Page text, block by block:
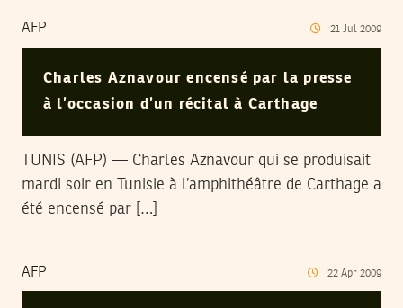
AFP 21 Jul 2009
Charles Aznavour encensé par la presse
à l’occasion d’un récital à Carthage
TUNIS (AFP) — Charles Aznavour qui se produisait
mardi soir en Tunisie à l’amphithéâtre de Carthage a
été encensé par […]
AFP 22 Apr 2009